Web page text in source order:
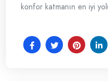
konfor katmanın en iyi